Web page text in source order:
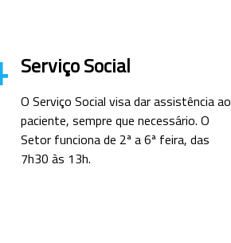
Serviço Social
O Serviço Social visa dar assistência ao
paciente, sempre que necessário. O
Setor funciona de 2ª a 6ª feira, das
7h30 às 13h.